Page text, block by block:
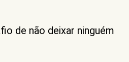
de não deixar ninguém